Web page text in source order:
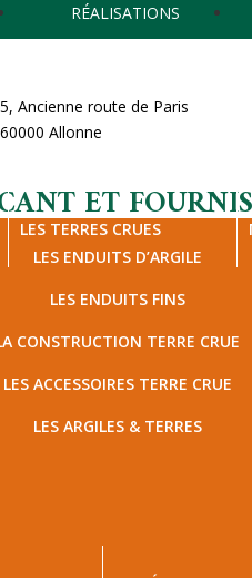
RÉALISATIONS
5, Ancienne route de Paris
60000 Allonne
ET
LES TERRES CRUES
LES ENDUITS D’ARGILE
LES ENDUITS FINS
CONSTRUCTION TERRE CRUE
LES ACCESSOIRES TERRE CRUE
LES ARGILES & TERRES